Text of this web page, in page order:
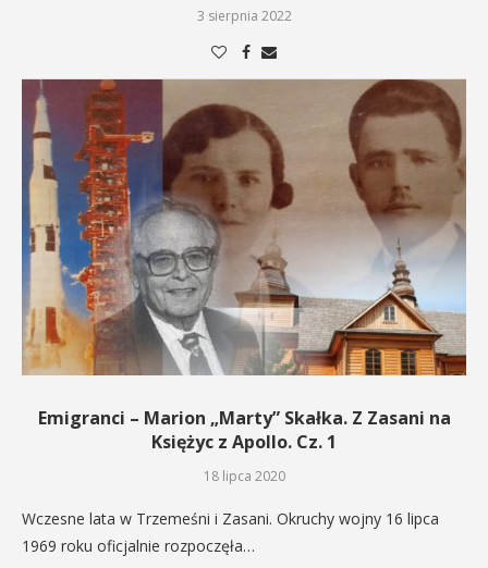
3 sierpnia 2022
Emigranci – Marion „Marty” Skałka. Z Zasani na
Księżyc z Apollo. Cz. 1
18 lipca 2020
Wczesne lata w Trzemeśni i Zasani. Okruchy wojny 16 lipca
1969 roku oficjalnie rozpoczęła…